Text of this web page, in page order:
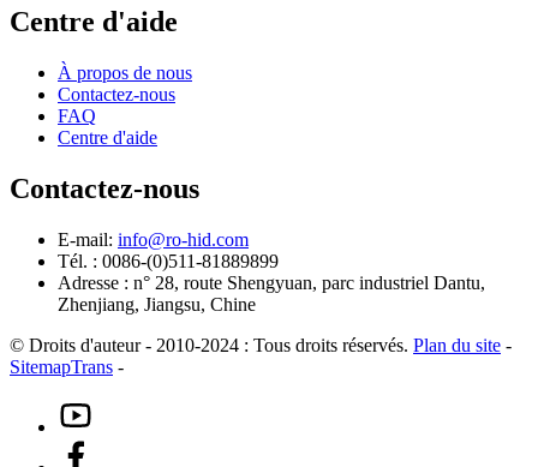
Centre d'aide
À propos de nous
Contactez-nous
FAQ
Centre d'aide
Contactez-nous
E-mail: info@ro-hid.com
Tél. : 0086-(0)511-81889899
Adresse : n° 28, route Shengyuan, parc industriel Dantu,
Zhenjiang, Jiangsu, Chine
© Droits d'auteur - 2010-2024 : Tous droits réservés. Plan du site -
SitemapTrans -